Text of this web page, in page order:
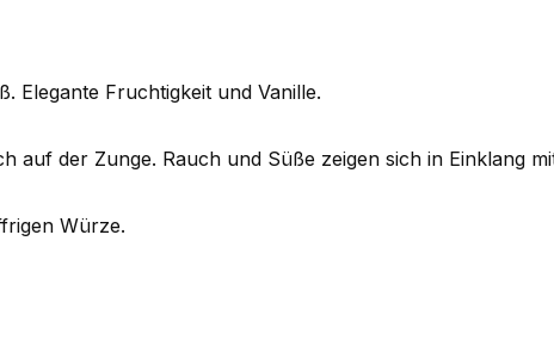
Elegante Fruchtigkeit und Vanille.
auf der Zunge. Rauch und Süße zeigen sich in Einklang
Würze.